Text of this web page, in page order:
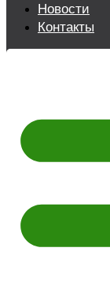
Новости
Контакты